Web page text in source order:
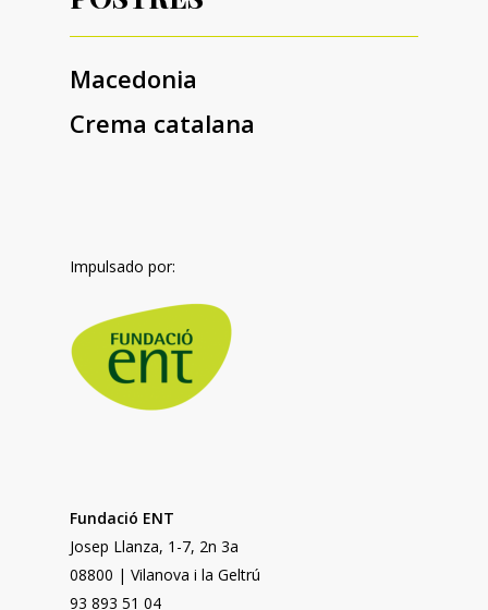
Macedonia
Crema catalana
Impulsado por:
Fundació ENT
Josep Llanza, 1-7, 2n 3a
08800 | Vilanova i la Geltrú
93 893 51 04